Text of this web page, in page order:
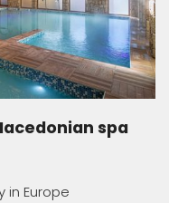
of peace
have been built